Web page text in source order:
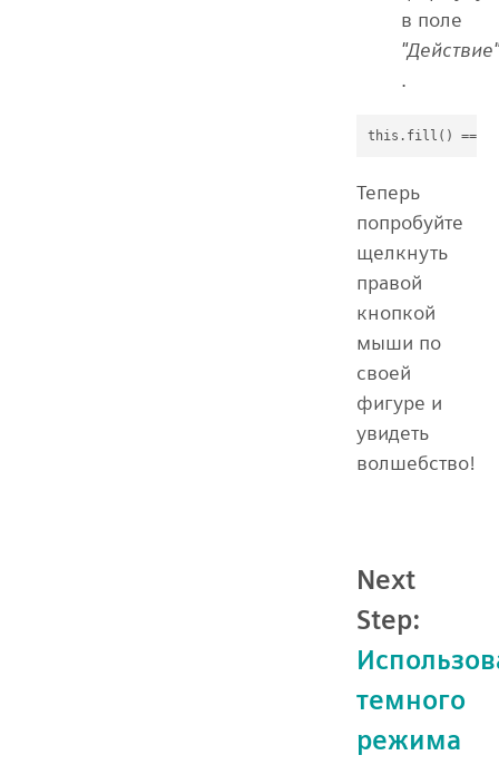
в поле
"Действие"
.
Теперь
попробуйте
щелкнуть
правой
кнопкой
мыши по
своей
фигуре и
увидеть
волшебство!
Next
Step:
темного
режима